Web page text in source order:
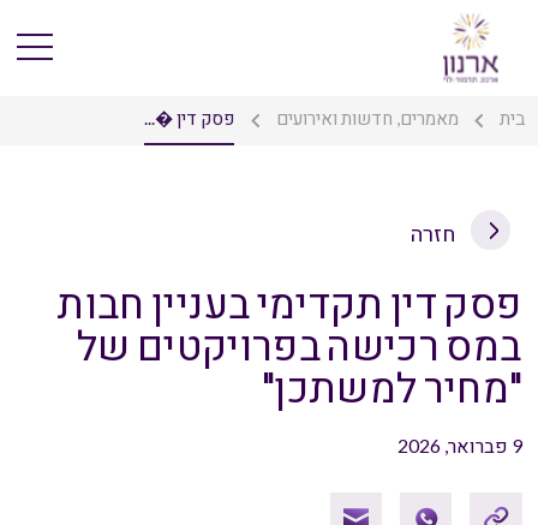
בית מאמרים, חדשות ואירועים פסק דין �...
חזרה
פסק דין תקדימי בעניין חבות
במס רכישה בפרויקטים של
"מחיר למשתכן"
9 פברואר, 2026